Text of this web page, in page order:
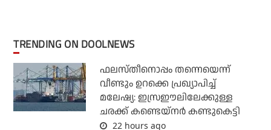
TRENDING ON DOOLNEWS
ഫലസ്തീനൊപ്പം തന്നെയെന്ന്
വീണ്ടും ഉറക്കെ പ്രഖ്യാപിച്ച്
മലേഷ്യ: ഇസ്രഈലിലേക്കുള്ള
ചരക്ക് കണ്ടെയ്‌നര്‍ കണ്ടുകെട്ടി
22 hours ago